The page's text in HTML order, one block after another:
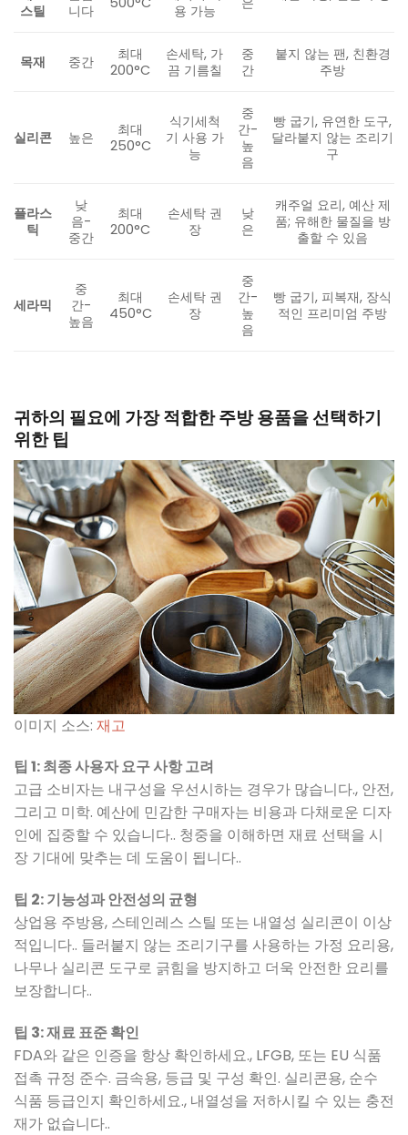
스틸
니다
용 가능
목재 중간
최대
200°C
손세탁, 가
끔 기름칠
중
간
붙지 않는 팬, 친환경
주방
실리콘 높은
최대
250°C
식기세척
기 사용 가
능
중
간-
높
음
빵 굽기, 유연한 도구,
달라붙지 않는 조리기
구
플라스
틱
낮
음-
중간
최대
200°C
손세탁 권
장
낮
은
캐주얼 요리, 예산 제
품; 유해한 물질을 방
출할 수 있음
세라믹
중
간-
높음
최대
450°C
손세탁 권
장
중
간-
높
음
빵 굽기, 피복재, 장식
적인 프리미엄 주방
귀하의 필요에 가장 적합한 주방 용품을 선택하기
위한 팁
이미지 소스: 재고
팁 1: 최종 사용자 요구 사항 고려
고급 소비자는 내구성을 우선시하는 경우가 많습니다., 안전,
그리고 미학. 예산에 민감한 구매자는 비용과 다채로운 디자
인에 집중할 수 있습니다.. 청중을 이해하면 재료 선택을 시
장 기대에 맞추는 데 도움이 됩니다..
팁 2: 기능성과 안전성의 균형
상업용 주방용, 스테인레스 스틸 또는 내열성 실리콘이 이상
적입니다.. 들러붙지 않는 조리기구를 사용하는 가정 요리용,
나무나 실리콘 도구로 긁힘을 방지하고 더욱 안전한 요리를
보장합니다..
팁 3: 재료 표준 확인
FDA와 같은 인증을 항상 확인하세요., LFGB, 또는 EU 식품
접촉 규정 준수. 금속용, 등급 및 구성 확인. 실리콘용, 순수
식품 등급인지 확인하세요., 내열성을 저하시킬 수 있는 충전
재가 없습니다..